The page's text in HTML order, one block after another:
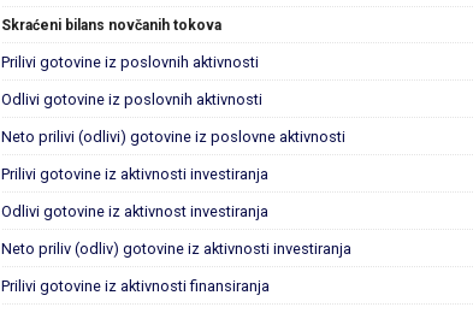
Skraćeni bilans novčanih tokova
Prilivi gotovine iz poslovnih aktivnosti
Odlivi gotovine iz poslovnih aktivnosti
Neto prilivi (odlivi) gotovine iz poslovne aktivnosti
Prilivi gotovine iz aktivnosti investiranja
Odlivi gotovine iz aktivnost investiranja
Neto priliv (odliv) gotovine iz aktivnosti investiranja
Prilivi gotovine iz aktivnosti finansiranja